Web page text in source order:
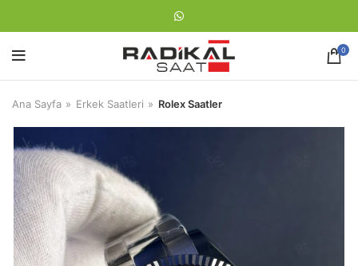
0
Ana Sayfa Erkek Saatleri Rolex Saatler